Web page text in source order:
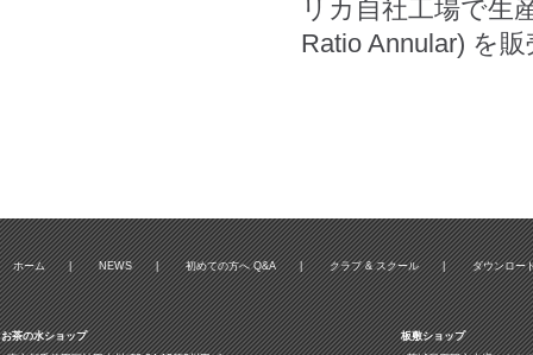
リカ自社工場で生
Ratio Annular) を
ホーム | NEWS | 初めての方へ Q&A | クラブ & スクール | ダウンロー
お茶の水ショップ
板敷ショップ